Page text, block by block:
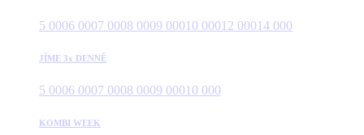
5 0006 0007 0008 0009 00010 00012 00014 000
JÍME 3x DENNĚ
5 0006 0007 0008 0009 00010 000
KOMBI WEEK